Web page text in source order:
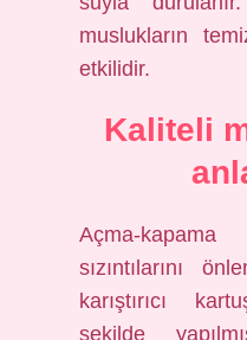
muslukların
etkilidir.
Kaliteli
Açma-kapama
sızıntılarını
karıştırıcı
şekilde